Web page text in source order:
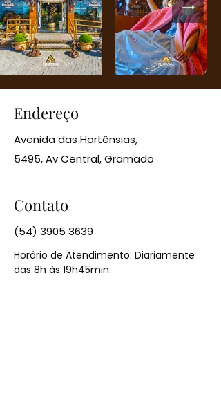
Endereço
Avenida das Hortênsias,
5495, Av Central, Gramado
Contato
(54) 3905 3639
Horário de Atendimento: Diariamente
das 8h às 19h45min.